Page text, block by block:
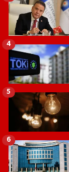
4
5
6